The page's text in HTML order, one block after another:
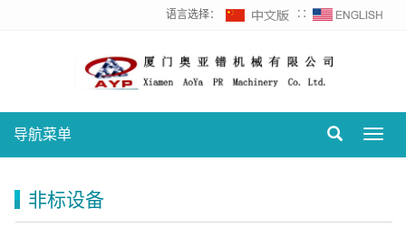
语言选择： ∷
导航菜单
非标设备